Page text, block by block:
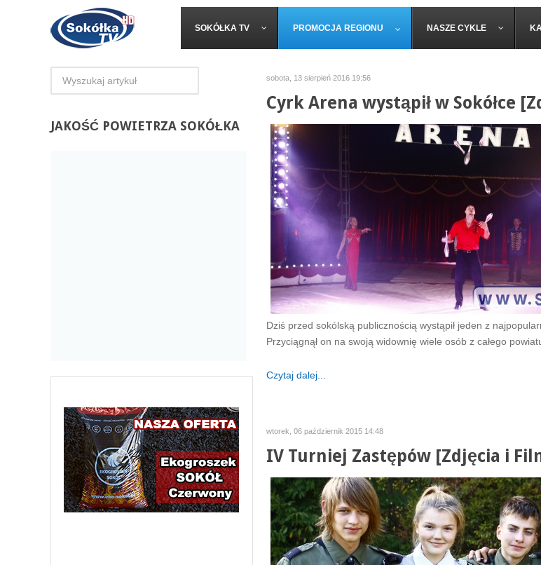
SOKÓŁKA TV PROMOCJA REGIONU NASZE CYKLE
sobota, 13 sierpień 2016 19:56
Cyrk Arena wystąpił w Sokółce
Dziś przed sokólską publicznością wystąpił jeden z
Przyciągnął on na swoją widownię wiele osób z całego
Czytaj dalej...
wtorek, 06 październik 2015 14:48
IV Turniej Zastępów [Zdjęcia i
JAKOŚĆ POWIETRZA SOKÓŁKA